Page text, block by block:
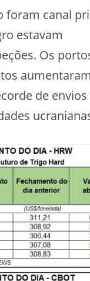
foram canal
estavam
Os
de envios